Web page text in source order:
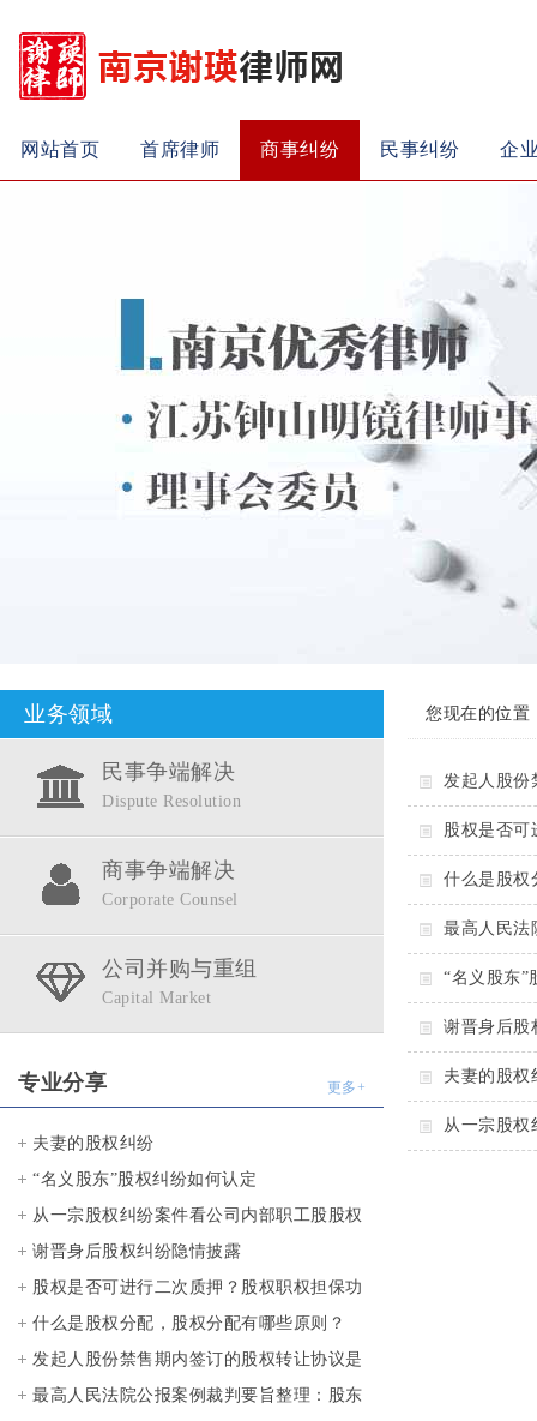
网站首页 首席律师 商事纠纷 民事纠纷 企
业务领域
民事争端解决
Dispute Resolution
商事争端解决
Corporate Counsel
公司并购与重组
Capital Market
专业分享 更多+
夫妻的股权纠纷
“名义股东”股权纠纷如何认定
从一宗股权纠纷案件看公司内部职工股股权
的认定与管理
谢晋身后股权纠纷隐情披露
股权是否可进行二次质押？股权职权担保功
能是什么？
什么是股权分配，股权分配有哪些原则？
发起人股份禁售期内签订的股权转让协议是
否有效？
最高人民法院公报案例裁判要旨整理：股东
您现在的位置
发起人股份
股权是否可
什么是股权
最高人民法
“名义股东”
谢晋身后股
夫妻的股权
从一宗股权